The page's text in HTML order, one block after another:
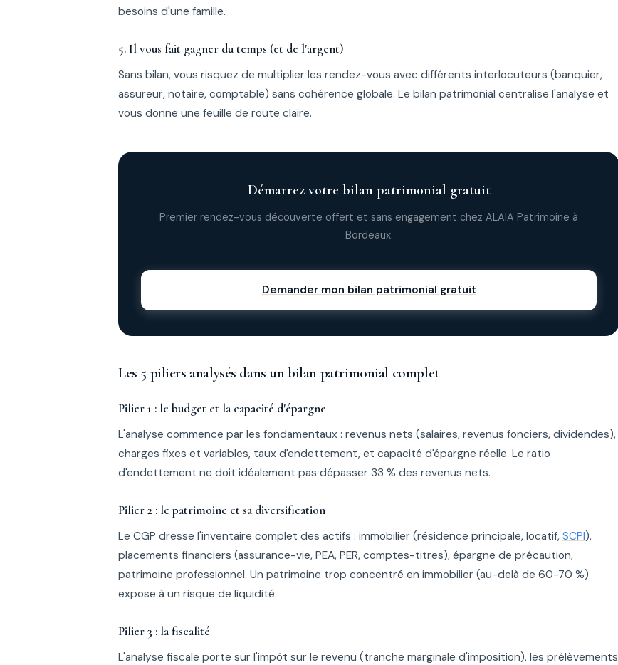
besoins d'une famille.
5. Il vous fait gagner du temps (et de l'argent)
Sans bilan, vous risquez de multiplier les rendez-vous avec différents interlocuteurs (banquier,
assureur, notaire, comptable) sans cohérence globale. Le bilan patrimonial centralise l'analyse et
vous donne une feuille de route claire.
Démarrez votre bilan patrimonial gratuit
Premier rendez-vous découverte offert et sans engagement chez ALAIA Patrimoine à
Bordeaux.
Demander mon bilan patrimonial gratuit
Les 5 piliers analysés dans un bilan patrimonial complet
Pilier 1 : le budget et la capacité d'épargne
L'analyse commence par les fondamentaux : revenus nets (salaires, revenus fonciers, dividendes),
charges fixes et variables, taux d'endettement, et capacité d'épargne réelle. Le ratio
d'endettement ne doit idéalement pas dépasser 33 % des revenus nets.
Pilier 2 : le patrimoine et sa diversification
Le CGP dresse l'inventaire complet des actifs : immobilier (résidence principale, locatif, SCPI),
placements financiers (assurance-vie, PEA, PER, comptes-titres), épargne de précaution,
patrimoine professionnel. Un patrimoine trop concentré en immobilier (au-delà de 60-70 %)
expose à un risque de liquidité.
Pilier 3 : la fiscalité
L'analyse fiscale porte sur l'impôt sur le revenu (tranche marginale d'imposition), les prélèvements